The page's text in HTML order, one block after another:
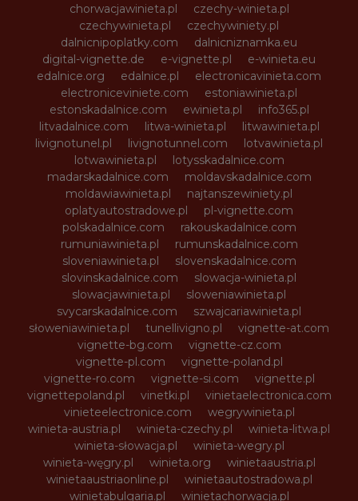
chorwacjawinieta.pl
czechy-winieta.pl
czechywinieta.pl
czechywiniety.pl
dalnicnipoplatky.com
dalnicniznamka.eu
digital-vignette.de
e-vignette.pl
e-winieta.eu
edalnice.org
edalnice.pl
electronicavinieta.com
electroniceviniete.com
estoniawinieta.pl
estonskadalnice.com
ewinieta.pl
info365.pl
litvadalnice.com
litwa-winieta.pl
litwawinieta.pl
livignotunel.pl
livignotunnel.com
lotvawinieta.pl
lotwawinieta.pl
lotysskadalnice.com
madarskadalnice.com
moldavskadalnice.com
moldawiawinieta.pl
najtanszewiniety.pl
oplatyautostradowe.pl
pl-vignette.com
polskadalnice.com
rakouskadalnice.com
rumuniawinieta.pl
rumunskadalnice.com
sloveniawinieta.pl
slovenskadalnice.com
slovinskadalnice.com
slowacja-winieta.pl
slowacjawinieta.pl
sloweniawinieta.pl
svycarskadalnice.com
szwajcariawinieta.pl
słoweniawinieta.pl
tunellivigno.pl
vignette-at.com
vignette-bg.com
vignette-cz.com
vignette-pl.com
vignette-poland.pl
vignette-ro.com
vignette-si.com
vignette.pl
vignettepoland.pl
vinetki.pl
vinietaelectronica.com
vinieteelectronice.com
wegrywinieta.pl
winieta-austria.pl
winieta-czechy.pl
winieta-litwa.pl
winieta-słowacja.pl
winieta-wegry.pl
winieta-węgry.pl
winieta.org
winietaaustria.pl
winietaaustriaonline.pl
winietaautostradowa.pl
winietabulgaria.pl
winietachorwacja.pl